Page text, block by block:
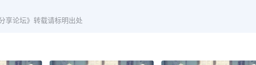
享论坛》转载请标明出处